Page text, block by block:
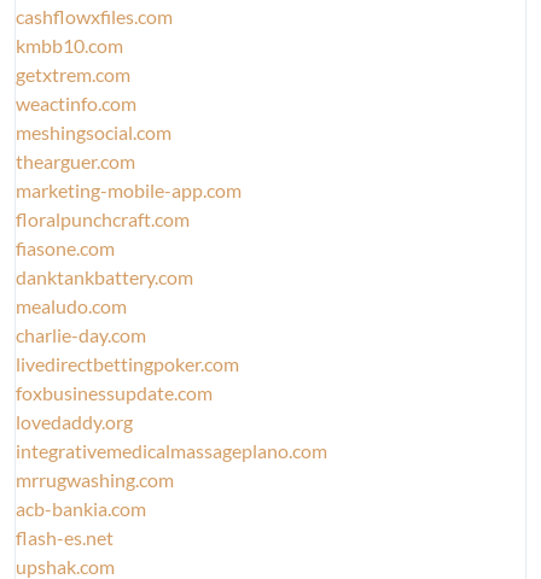
cashflowxfiles.com
kmbb10.com
getxtrem.com
weactinfo.com
meshingsocial.com
thearguer.com
marketing-mobile-app.com
floralpunchcraft.com
fiasone.com
danktankbattery.com
mealudo.com
charlie-day.com
livedirectbettingpoker.com
foxbusinessupdate.com
lovedaddy.org
integrativemedicalmassageplano.com
mrrugwashing.com
acb-bankia.com
flash-es.net
upshak.com